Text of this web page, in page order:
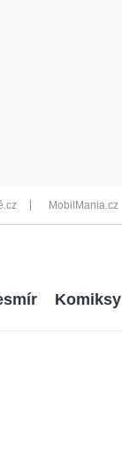
MobilMania.cz
Komiksy